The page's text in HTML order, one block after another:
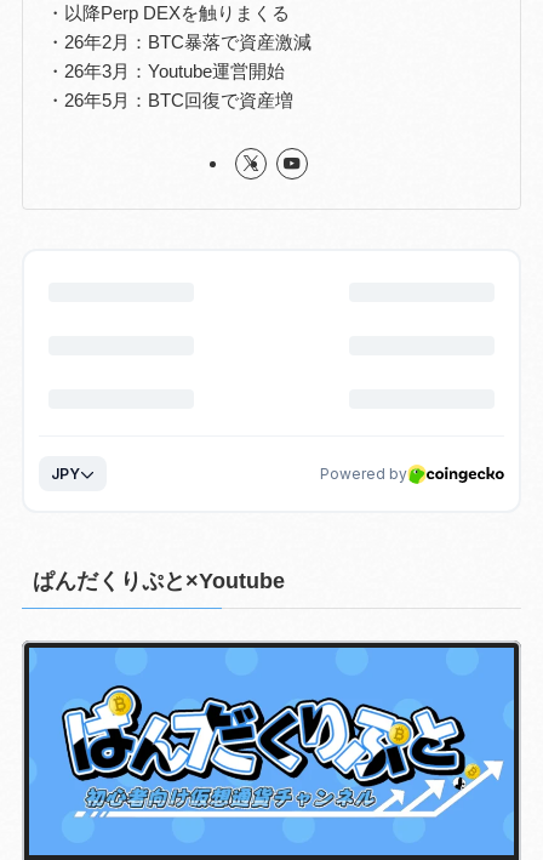
・以降Perp DEXを触りまくる
・26年2月：BTC暴落で資産激減
・26年3月：Youtube運営開始
・26年5月：BTC回復で資産増
ぱんだくりぷと×Youtube